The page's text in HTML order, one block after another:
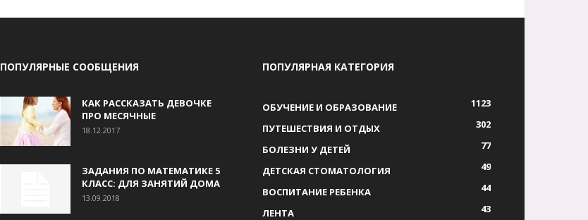
ПОПУЛЯРНЫЕ СООБЩЕНИЯ
КАК РАССКАЗАТЬ ДЕВОЧКЕ
ПРО МЕСЯЧНЫЕ
18.12.2017
ЗАДАНИЯ ПО МАТЕМАТИКЕ 5
КЛАСС: ДЛЯ ЗАНЯТИЙ ДОМА
13.09.2018
ПОПУЛЯРНАЯ КАТЕГОРИЯ
ОБУЧЕНИЕ И ОБРАЗОВАНИЕ
1123
ПУТЕШЕСТВИЯ И ОТДЫХ
302
БОЛЕЗНИ У ДЕТЕЙ
77
ДЕТСКАЯ СТОМАТОЛОГИЯ
49
ВОСПИТАНИЕ РЕБЕНКА
44
ЛЕНТА
43